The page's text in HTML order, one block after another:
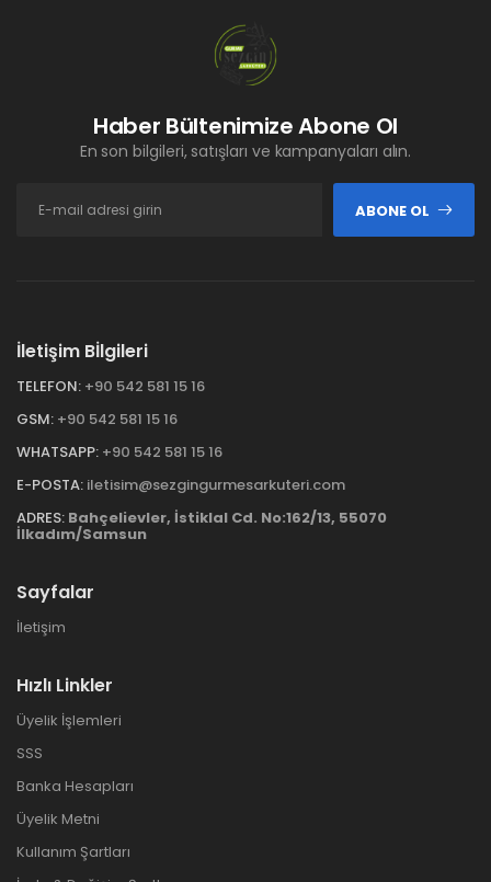
Haber Bültenimize Abone Ol
En son bilgileri, satışları ve kampanyaları alın.
ABONE OL
İletişim Bİlgileri
TELEFON: +90 542 581 15 16
GSM: +90 542 581 15 16
WHATSAPP: +90 542 581 15 16
E-POSTA: iletisim@sezgingurmesarkuteri.com
ADRES: Bahçelievler, İstiklal Cd. No:162/13, 55070
İlkadım/Samsun
Sayfalar
İletişim
Hızlı Linkler
Üyelik İşlemleri
SSS
Banka Hesapları
Üyelik Metni
Kullanım Şartları